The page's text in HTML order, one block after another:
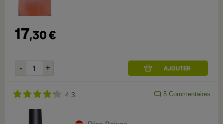
17,30€
4.3 5 Commentaires